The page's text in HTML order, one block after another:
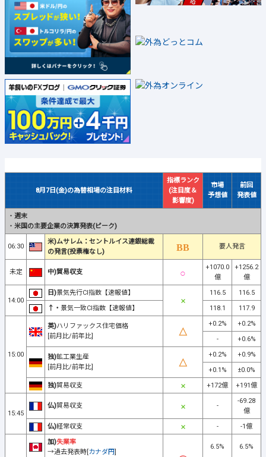
8月7日(金)の為替相場の注目材料
指標ランク
(注目度＆
影響度)
市場
予想値
前回
発表値
・ 週末
・ 米国の主要企業の決算発表(ピーク)
06:30
米)ムサレム：セントルイス連銀総裁
の発言(投票権なし)
要人発言
未定 中)貿易収支
+1070.0
億
+1256.2
億
14:00
日)景気先行CI指数【速報値】 116.5
116.5
↑・ 景気一致CI指数【速報値】 118.1 117.9
15:00
英)ハリファックス住宅価格
[前月比/前年比]
+0.2%
+0.2%
-
+0.6%
独)鉱工業生産
[前月比/前年比]
+0.2%
+0.9%
+0.1%
±0.0%
独)貿易収支 +172億 +191億
15:45
仏)貿易収支 -
-69.28
億
仏)経常収支 - -1億
加)失業率
→過去発表時[カナダ円]
6.5% 6.5%